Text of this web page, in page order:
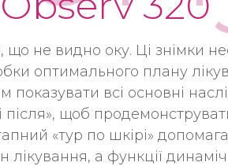
що не видно оку. Ці знімки
оптимального плану
показувати всі основні
після», щоб
«тур по шкірі»
лікування, а функції